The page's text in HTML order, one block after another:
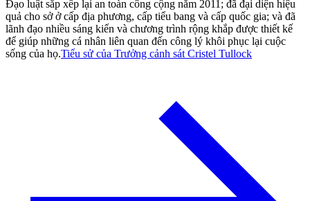
Đạo luật sắp xếp lại an toàn công cộng năm 2011; đã đại diện hiệu
quả cho sở ở cấp địa phương, cấp tiểu bang và cấp quốc gia; và đã
lãnh đạo nhiều sáng kiến và chương trình rộng khắp được thiết kế
để giúp những cá nhân liên quan đến công lý khôi phục lại cuộc
sống của họ.Tiểu sử của Trưởng cảnh sát Cristel Tullock